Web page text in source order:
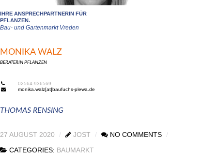
IHRE ANSPRECHPARTNERIN FÜR
PFLANZEN.
Bau- und Gartenmarkt Vreden
MONIKA WALZ
BERATERIN PFLANZEN
02564-936569
monika.walz[at]baufuchs-plewa.de
THOMAS RENSING
27 AUGUST 2020 JOST NO COMMENTS
CATEGORIES: BAUMARKT